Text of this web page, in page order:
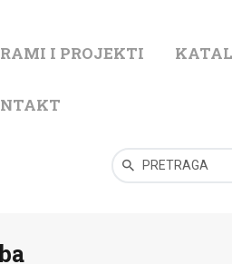
I PROJEKTI